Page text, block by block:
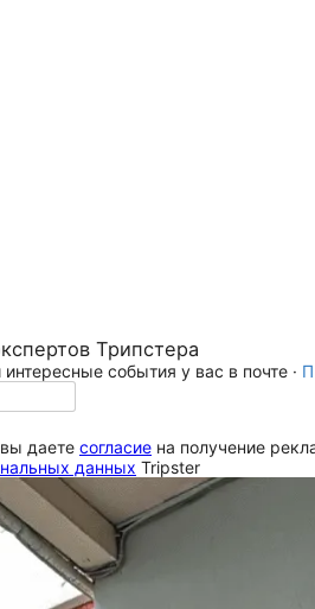
Трипстера
события у вас в почте ·
даете согласие на получение
данных Tripster